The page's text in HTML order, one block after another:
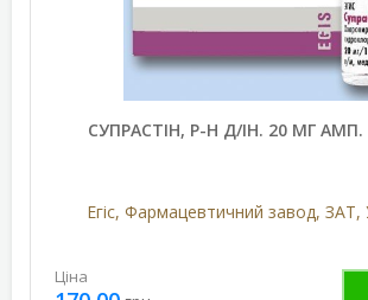
СУПРАСТІН, Р-Н Д/ІН. 20 МГ
Егіс, Фармацевтичний завод,
Ціна